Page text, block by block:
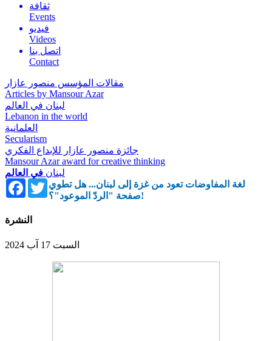
ثقافة
Events
فيديو
Videos
اتصل بنا
Contact
مقالات المؤسس منصور عازار
Articles by Mansour Azar
لبنان في العالم
Lebanon in the world
العلمانية
Secularism
جائزة منصور عازار للإبداع الفكري
Mansour Azar award for creative thinking
لبنان في العالم
Facebook
Twitter
لغة المفاوضات تعود من غزة إلى لبنان... هل تطوي
صفحة "الردّ الموعود"؟!
النشرة
السبت 17 آب 2024